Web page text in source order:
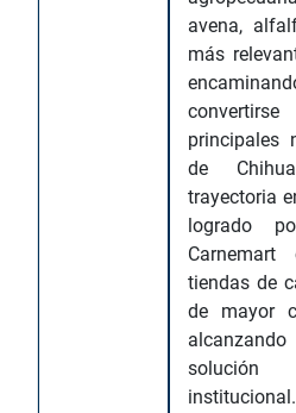
avena,
más
principales
de
trayectoria
logrado
tiendas de
de mayor